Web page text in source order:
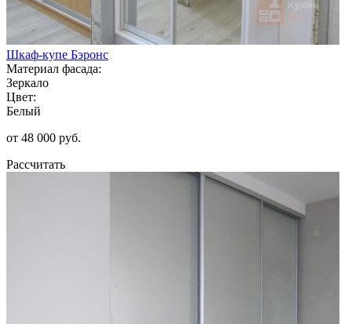
Шкаф-купе Бэронс
Материал фасада:
Зеркало
Цвет:
Белый
от 48 000 руб.
Рассчитать